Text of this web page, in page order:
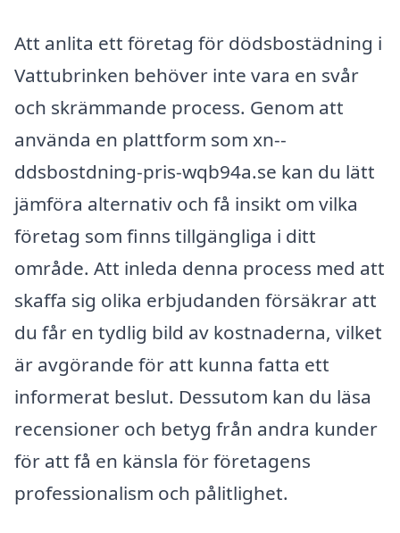
Att anlita ett företag för dödsbostädning i
Vattubrinken behöver inte vara en svår
och skrämmande process. Genom att
använda en plattform som xn--
ddsbostdning-pris-wqb94a.se kan du lätt
jämföra alternativ och få insikt om vilka
företag som finns tillgängliga i ditt
område. Att inleda denna process med att
skaffa sig olika erbjudanden försäkrar att
du får en tydlig bild av kostnaderna, vilket
är avgörande för att kunna fatta ett
informerat beslut. Dessutom kan du läsa
recensioner och betyg från andra kunder
för att få en känsla för företagens
professionalism och pålitlighet.